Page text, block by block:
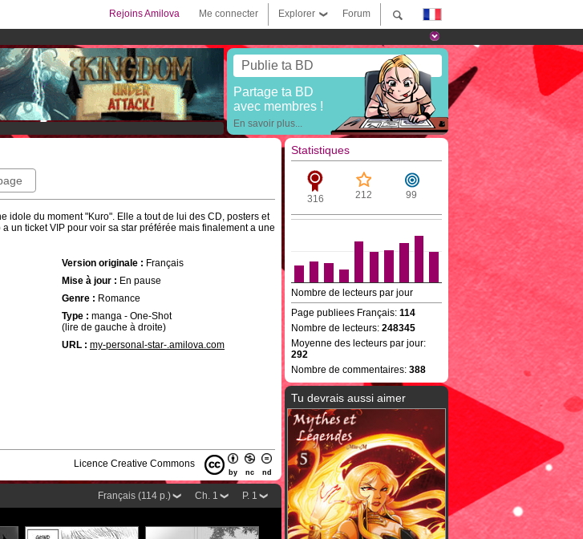
Forum
Explorer
Me connecter
Rejoins Amilova
t'abonner
Publie ta BD
Partage ta BD
avec membres !
En savoir plus...
idole du moment "Kuro". Elle a tout de lui des CD, posters et
un ticket VIP pour voir sa star préférée mais finalement a une
Version originale : Français
Mise à jour : En pause
Genre : Romance
Type : manga - One-Shot
(lire de gauche à droite)
URL : my-personal-star-.amilova.com
Licence Creative Commons
by nc nd
P. 1
Ch. 1
Français (114 p.)
Statistiques
316 212 99
Nombre de lecteurs par jour
Page publiees Français: 114
Nombre de lecteurs: 248345
Moyenne des lecteurs par jour:
292
Nombre de commentaires: 388
Tu devrais aussi aimer